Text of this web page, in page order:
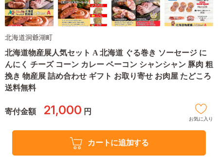
北海道洞爺湖町
北海道物産展人気セット A 北海道 ぐる巻き ソーセージ に
んにく チーズ コーン カレー ベーコン シャンシャン 豚肉 粗
挽き 物産展 詰め合わせ ギフト お取り寄せ お肉屋 たどころ
送料無料
寄付金額 21,000 円
お気に入り
カートに追加する